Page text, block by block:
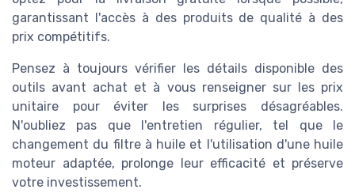
garantissant l'accès à des produits de qualité à des
prix compétitifs.
Pensez à toujours vérifier les détails disponible des
outils avant achat et à vous renseigner sur les prix
unitaire pour éviter les surprises désagréables.
N'oubliez pas que l'entretien régulier, tel que le
changement du filtre à huile et l'utilisation d'une huile
moteur adaptée, prolonge leur efficacité et préserve
votre investissement.